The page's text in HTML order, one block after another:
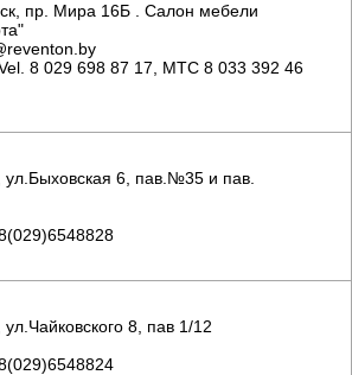
пр. Мира 16Б . Салон мебели
8 029 698 87 17, МТС 8 033 392 46
ул.Быховская 6, пав.№35 и пав.
ул.Чайковского 8, пав 1/12